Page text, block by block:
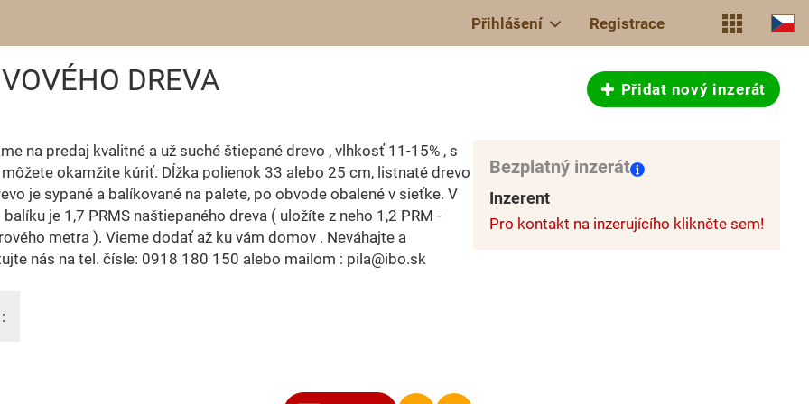
Přihlášení Registrace
DREVA Přidat nový inzerát
na predaj kvalitné a už suché štiepané drevo , vlhkosť 11-15% , s
okamžite kúriť. Dĺžka polienok 33 alebo 25 cm, listnaté drevo
je sypané a balíkované na palete, po obvode obalené v sieťke. V
je 1,7 PRMS naštiepaného dreva ( uložíte z neho 1,2 PRM -
metra ). Vieme dodať až ku vám domov . Neváhajte a
nás na tel. čísle: 0918 180 150 alebo mailom : pila@ibo.sk
Bezplatný inzerát
Inzerent
Pro kontakt na inzerujícího klikněte sem!